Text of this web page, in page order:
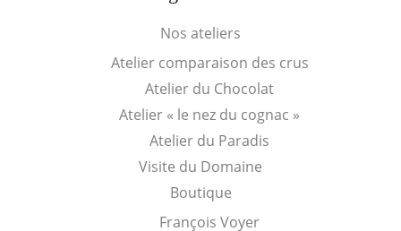
Nos ateliers
Atelier comparaison des crus
Atelier du Chocolat
Atelier « le nez du cognac »
Atelier du Paradis
Visite du Domaine
Boutique
François Voyer